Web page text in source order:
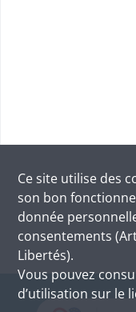
Ce site utilise des
son bon
donnée
consentements
Libertés).
Vous pouvez
d’utilisation sur le